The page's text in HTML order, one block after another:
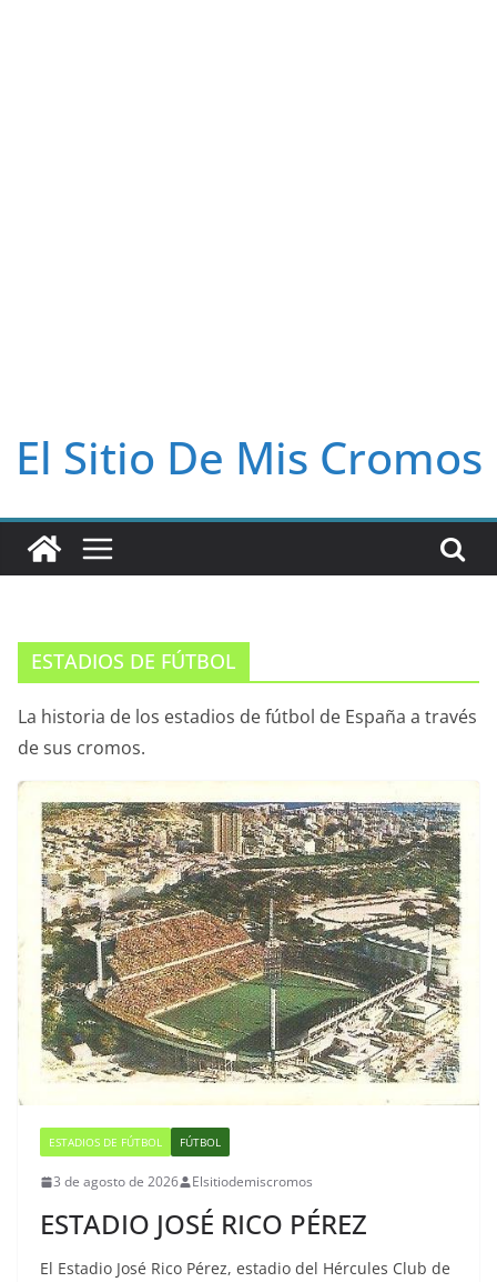
El Sitio De Mis Cromos
ESTADIOS DE FÚTBOL
La historia de los estadios de fútbol de España a través
de sus cromos.
ESTADIOS DE FÚTBOL FÚTBOL
3 de agosto de 2026 Elsitiodemiscromos
ESTADIO JOSÉ RICO PÉREZ
El Estadio José Rico Pérez, estadio del Hércules Club de